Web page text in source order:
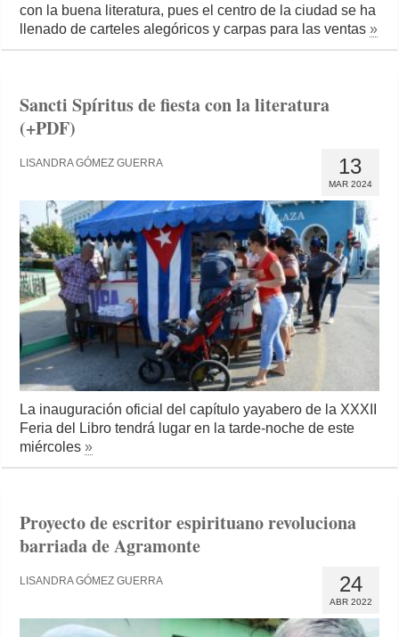
con la buena literatura, pues el centro de la ciudad se ha
llenado de carteles alegóricos y carpas para las ventas»
Sancti Spíritus de fiesta con la literatura
(+PDF)
13
MAR 2024
LISANDRA GÓMEZ GUERRA
La inauguración oficial del capítulo yayabero de la XXXII
Feria del Libro tendrá lugar en la tarde-noche de este
miércoles»
Proyecto de escritor espirituano revoluciona
barriada de Agramonte
24
ABR 2022
LISANDRA GÓMEZ GUERRA